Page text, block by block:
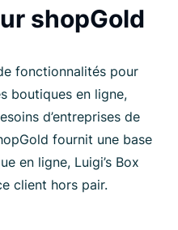
shopGold
fonctionnalités pour
boutiques en ligne,
d’entreprises de
fournit une base
en ligne, Luigi’s Box
client hors pair.